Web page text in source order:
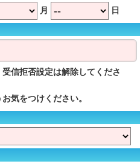
月 日
信拒否設定は解除してくださ
気をつけください。